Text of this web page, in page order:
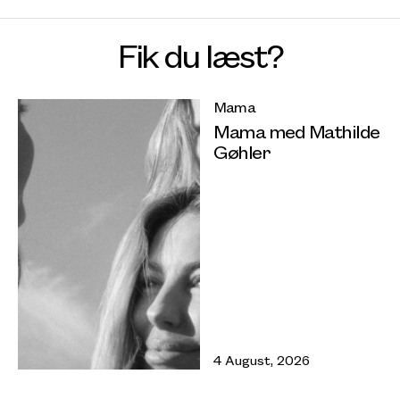
Fik du læst?
Mama
Mama med Mathilde
Gøhler
4 August, 2026